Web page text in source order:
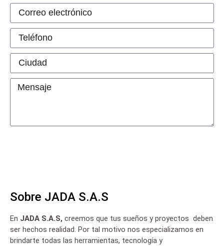
Sobre JADA S.A.S
En JADA S.A.S, creemos que tus sueños y proyectos deben
ser hechos realidad. Por tal motivo nos especializamos en
brindarte todas las herramientas, tecnología y